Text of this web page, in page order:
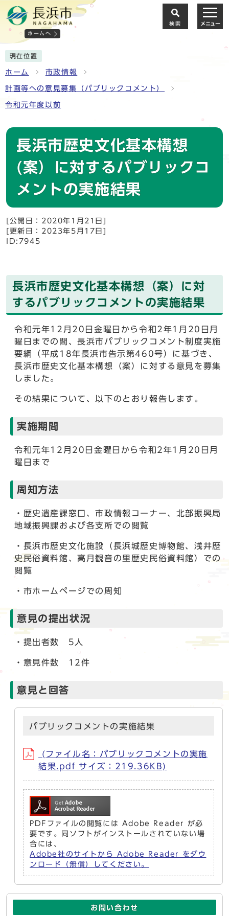
ホームへ
検索 メニュー
現在位置
ホーム 市政情報
計画等への意見募集（パブリックコメント）
令和元年度以前
長浜市歴史文化基本構想
(案）に対するパブリックコ
メントの実施結果
[公開日：2020年1月21日]
[更新日：2023年5月17日]
ID:7945
長浜市歴史文化基本構想（案）に対
するパブリックコメントの実施結果
令和元年12月20日金曜日から令和2年1月20日月
曜日までの間、長浜市パブリックコメント制度実施
要綱（平成18年長浜市告示第460号）に基づき、
長浜市歴史文化基本構想（案）に対する意見を募集
しました。
その結果について、以下のとおり報告します。
実施期間
令和元年12月20日金曜日から令和2年1月20日月
曜日まで
周知方法
・歴史遺産課窓口、市政情報コーナー、北部振興局
地域振興課および各支所での閲覧
・長浜市歴史文化施設（長浜城歴史博物館、浅井歴
史民俗資料館、高月観音の里歴史民俗資料館）での
閲覧
・市ホームページでの周知
意見の提出状況
・提出者数 5人
・意見件数 12件
意見と回答
パブリックコメントの実施結果
(ファイル名：パブリックコメントの実施
結果.pdf サイズ：219.36KB)
PDFファイルの閲覧には Adobe Reader が必
要です。同ソフトがインストールされていない場
合には、
Adobe社のサイトから Adobe Reader をダウ
ンロード（無償）してください。
お問い合わせ